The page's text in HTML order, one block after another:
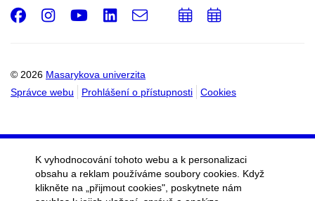
© 2026 Masarykova univerzita
Správce webu
Prohlášení o přístupnosti Cookies
Facebook
Instagram
Youtube
LinkedIn
e-
PřidatPřidat
K vyhodnocování tohoto webu a k personalizaci
obsahu a reklam používáme soubory cookies. Když
klikněte na „přijmout cookies", poskytnete nám